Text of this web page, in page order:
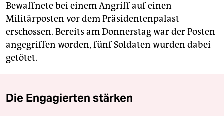
Bewaffnete bei einem Angriff auf einen
Militärposten vor dem Präsidentenpalast
erschossen. Bereits am Donnerstag war der Posten
angegriffen worden, fünf Soldaten wurden dabei
getötet.
Die Engagierten stärken